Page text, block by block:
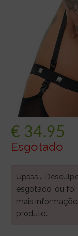
€ 34.95
Esgotado
Upsss...
esgotado, ou foi
mais
produto.